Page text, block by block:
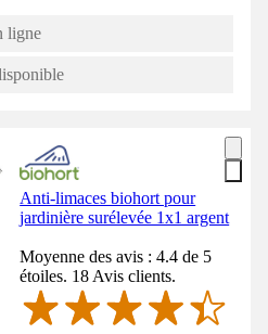
ligne
Anti-limaces biohort pour
jardinière surélevée 1x1 argent
Moyenne des avis : 4.4 de 5
étoiles. 18 Avis clients.